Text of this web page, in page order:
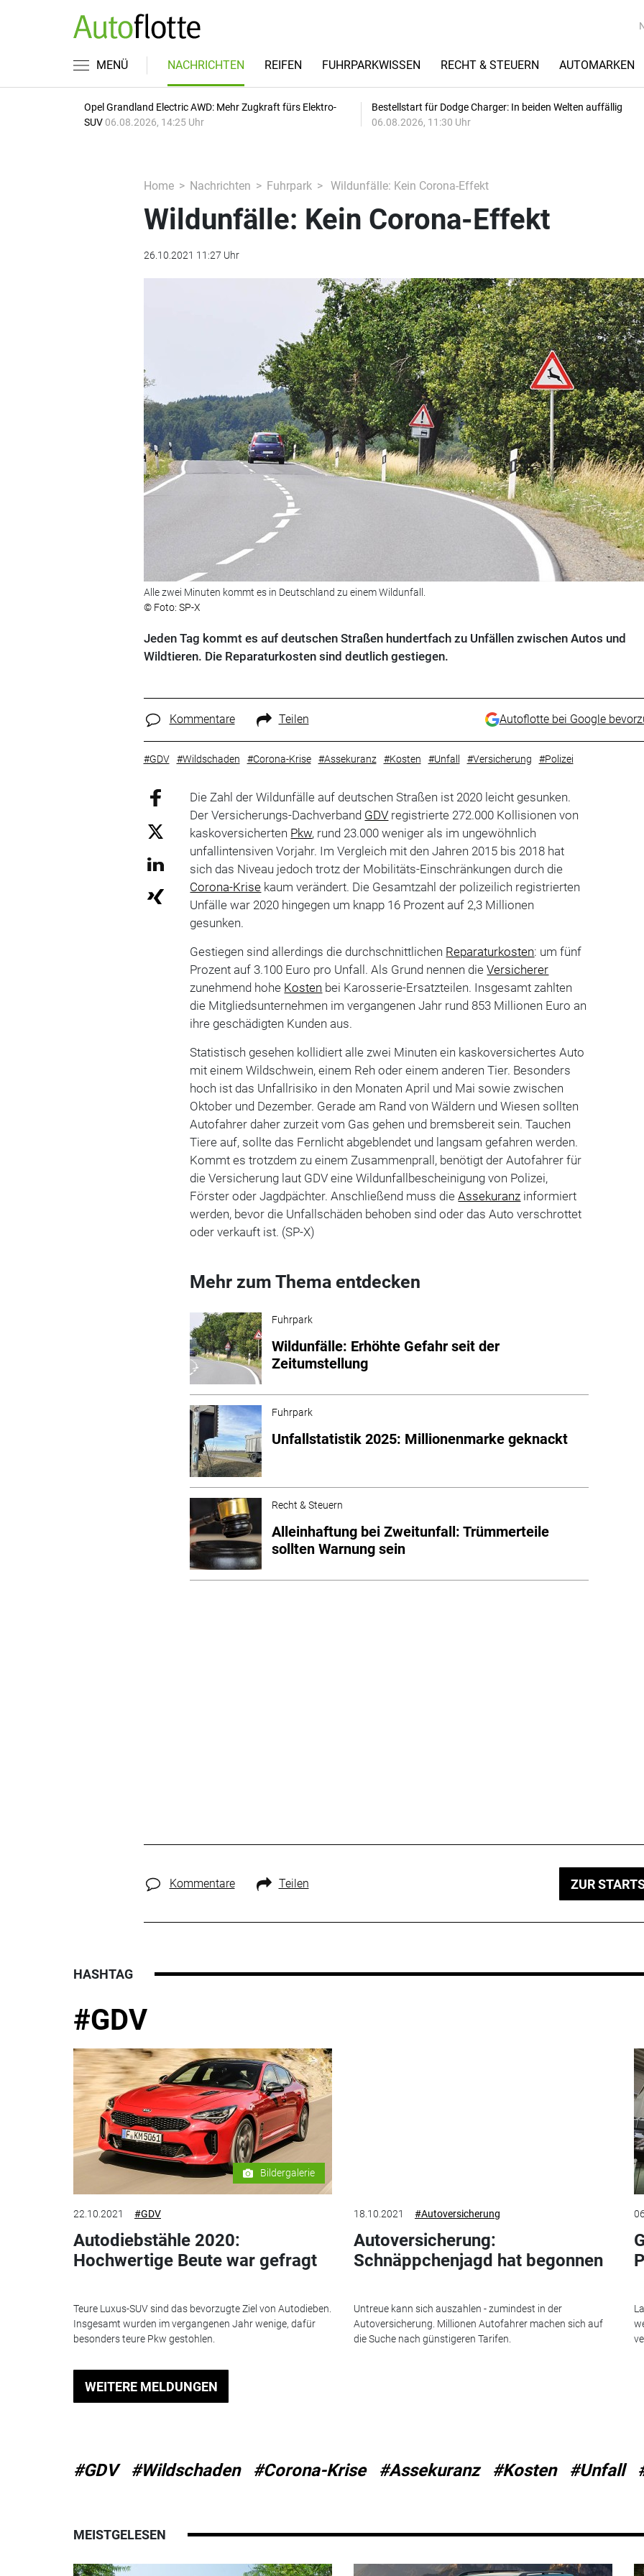
MENÜ NACHRICHTEN REIFEN FUHRPARKWISSEN RECHT & STEUERN AUTOMARKEN
Opel Grandland Electric AWD: Mehr Zugkraft fürs Elektro-
SUV 06.08.2026, 14:25 Uhr
Bestellstart für Dodge Charger: In beiden Welten auffällig
06.08.2026, 11:30 Uhr
Home Nachrichten Fuhrpark Wildunfälle: Kein Corona-Effekt
Wildunfälle: Kein Corona-Effekt
26.10.2021 11:27 Uhr
Alle zwei Minuten kommt es in Deutschland zu einem Wildunfall.
© Foto: SP-X
Jeden Tag kommt es auf deutschen Straßen hundertfach zu Unfällen zwischen Autos und
Wildtieren. Die Reparaturkosten sind deutlich gestiegen.
Kommentare Teilen Autoflotte bei Google
#GDV #Wildschaden #Corona-Krise #Assekuranz #Kosten #Unfall #Versicherung #Polizei
Die Zahl der Wildunfälle auf deutschen Straßen ist 2020 leicht gesunken.
Der Versicherungs-Dachverband GDV registrierte 272.000 Kollisionen von
kaskoversicherten Pkw, rund 23.000 weniger als im ungewöhnlich
unfallintensiven Vorjahr. Im Vergleich mit den Jahren 2015 bis 2018 hat
sich das Niveau jedoch trotz der Mobilitäts-Einschränkungen durch die
Corona-Krise kaum verändert. Die Gesamtzahl der polizeilich registrierten
Unfälle war 2020 hingegen um knapp 16 Prozent auf 2,3 Millionen
gesunken.
Gestiegen sind allerdings die durchschnittlichen Reparaturkosten: um fünf
Prozent auf 3.100 Euro pro Unfall. Als Grund nennen dieVersicherer
zunehmend hohe Kosten bei Karosserie-Ersatzteilen. Insgesamt zahlten
die Mitgliedsunternehmen im vergangenen Jahr rund 853 Millionen Euro an
ihre geschädigten Kunden aus.
Statistisch gesehen kollidiert alle zwei Minuten ein kaskoversichertes Auto
mit einem Wildschwein, einem Reh oder einem anderen Tier. Besonders
hoch ist das Unfallrisiko in den Monaten April und Mai sowie zwischen
Oktober und Dezember. Gerade am Rand von Wäldern und Wiesen sollten
Autofahrer daher zurzeit vom Gas gehen und bremsbereit sein. Tauchen
Tiere auf, sollte das Fernlicht abgeblendet und langsam gefahren werden.
Kommt es trotzdem zu einem Zusammenprall, benötigt der Autofahrer für
die Versicherung laut GDV eine Wildunfallbescheinigung von Polizei,
Förster oder Jagdpächter. Anschließend muss dieAssekuranz informiert
werden, bevor die Unfallschäden behoben sind oder das Auto verschrottet
oder verkauft ist. (SP-X)
Mehr zum Thema entdecken
Fuhrpark
Wildunfälle: Erhöhte Gefahr seit der
Zeitumstellung
Fuhrpark
Unfallstatistik 2025: Millionenmarke geknackt
Recht & Steuern
Alleinhaftung bei Zweitunfall: Trümmerteile
sollten Warnung sein
Kommentare Teilen ZUR
HASHTAG
#GDV
Bildergalerie
22.10.2021 #GDV
Autodiebstähle 2020:
Hochwertige Beute war gefragt
Teure Luxus-SUV sind das bevorzugte Ziel von Autodieben.
Insgesamt wurden im vergangenen Jahr wenige, dafür
besonders teure Pkw gestohlen.
18.10.2021 #Autoversicherung
Autoversicherung:
Schnäppchenjagd hat begonnen
Untreue kann sich auszahlen - zumindest in der
Autoversicherung. Millionen Autofahrer machen sich auf
die Suche nach günstigeren Tarifen.
WEITERE MELDUNGEN
#GDV #Wildschaden #Corona-Krise #Assekuranz #Kosten #Unfall
MEISTGELESEN